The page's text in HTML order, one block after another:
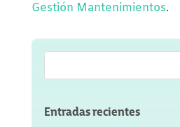
Gestión Mantenimientos.
Entradas recientes